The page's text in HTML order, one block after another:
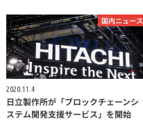
国内ニュース
2020.11.4
日立製作所が「ブロックチェーンシ
ステム開発支援サービス」を開始